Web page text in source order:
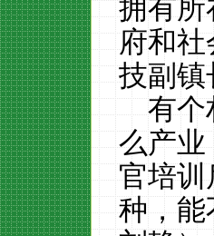
拥有所
府和社
技副镇
有个
么产业
官培训
种，能